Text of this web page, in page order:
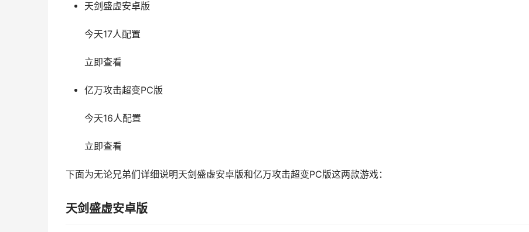
天剑盛虚安卓版
今天17人配置
立即查看
亿万攻击超变PC版
今天16人配置
立即查看
下面为无论兄弟们详细说明天剑盛虚安卓版和亿万攻击超变PC版这两款游戏：
天剑盛虚安卓版